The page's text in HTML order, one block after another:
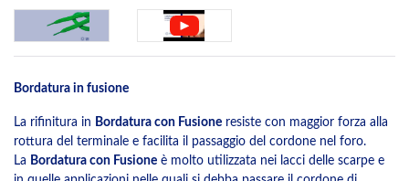
Bordatura in fusione
La rifinitura in Bordatura con Fusione resiste con maggior forza alla
rottura del terminale e facilita il passaggio del cordone nel foro.
La Bordatura con Fusione è molto utilizzata nei lacci delle scarpe e